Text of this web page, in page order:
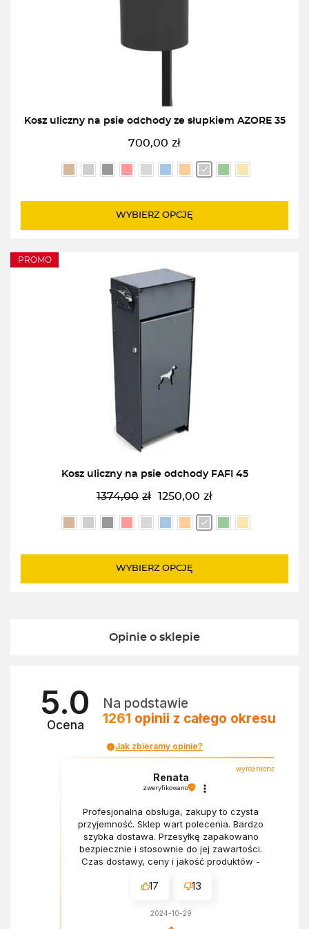
Kosz uliczny na psie odchody ze słupkiem AZORE 35
700,00 zł
WYBIERZ OPCJĘ
PROMO
Kosz uliczny na psie odchody FAFI 45
1374,00 zł
Pierwotna
cena
wynosiła:
1250,00 zł
Aktualna
cena
wynosi:
WYBIERZ OPCJĘ
Opinie o sklepie
5.0
Ocena
Na podstawie
1261 opinii z całego okresu
Jak zbieramy opinie?
wyróżniona
Renata
zweryfikowano
Profesjonalna obsługa, zakupy to czysta
przyjemność. Sklep wart polecenia. Bardzo
szybka dostawa. Przesyłkę zapakowano
bezpiecznie i stosownie do jej zawartości.
Czas dostawy, ceny i jakość produktów -
17 13
2024-10-29